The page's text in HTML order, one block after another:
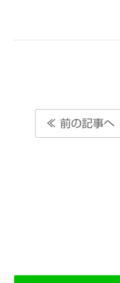
≪ 前の記事へ